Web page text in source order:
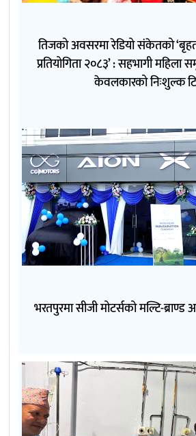
तिजको अवसरमा रेडियो संकेतको
प्रतियोगिता २०८३’ : सहभागी महिला
केवलकारको निःशुल्क
भरतपुरमा सीजी मोटर्सको मल्टि-